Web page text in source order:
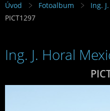
Úvod Fotoalbum
Ing.
PICT1297
Ing. J. Horal